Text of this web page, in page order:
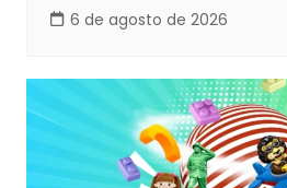
6 de agosto de 2026